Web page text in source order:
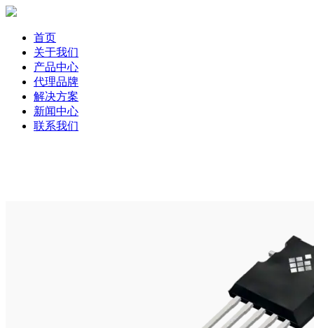
首页
关于我们
产品中心
代理品牌
解决方案
新闻中心
联系我们